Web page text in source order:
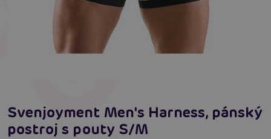
Svenjoyment Men's Harness, pánský
postroj s pouty S/M